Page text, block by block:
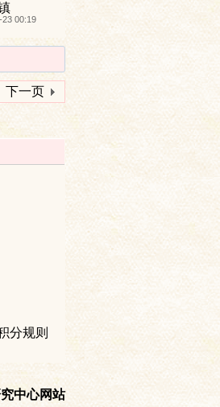
23 00:19
下一页
分规则
中心网站